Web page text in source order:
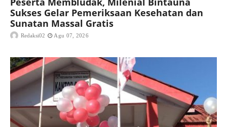
Sukses Gelar Pemeriksaan Kesehatan dan
Sunatan Massal Gratis
Redaksi02 Agu 07, 2026